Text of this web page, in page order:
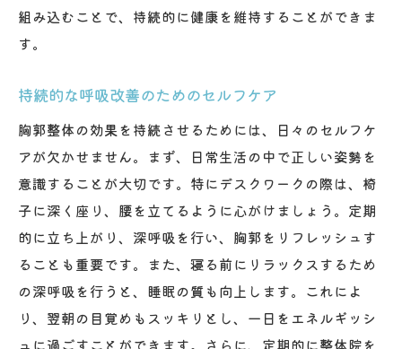
組み込むことで、持続的に健康を維持することができま
す。
持続的な呼吸改善のためのセルフケア
胸郭整体の効果を持続させるためには、日々のセルフケ
アが欠かせません。まず、日常生活の中で正しい姿勢を
意識することが大切です。特にデスクワークの際は、椅
子に深く座り、腰を立てるように心がけましょう。定期
的に立ち上がり、深呼吸を行い、胸郭をリフレッシュす
ることも重要です。また、寝る前にリラックスするため
の深呼吸を行うと、睡眠の質も向上します。これによ
り、翌朝の目覚めもスッキリとし、一日をエネルギッシ
ュに過ごすことができます。さらに、定期的に整体院を